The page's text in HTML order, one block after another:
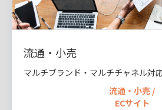
流通・小売
マルチブランド・マルチチャネル対
流通・小売 /
ECサイト